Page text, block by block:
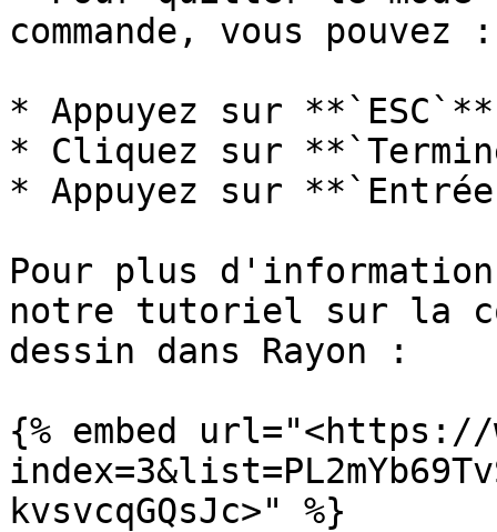
commande, vous pouvez :
* Appuyez sur **`ESC`**
* Cliquez sur
* Appuyez sur
Pour plus
notre tutoriel sur la
dessin dans Rayon :
{% embed url="<https://
kvsvcqGQsJc>" %}